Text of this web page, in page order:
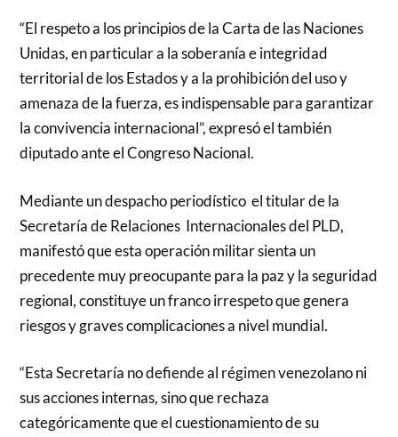
“El respeto a los principios de la Carta de las Naciones
Unidas, en particular a la soberanía e integridad
territorial de los Estados y a la prohibición del uso y
amenaza de la fuerza, es indispensable para garantizar
la convivencia internacional”, expresó el también
diputado ante el Congreso Nacional.
Mediante un despacho periodístico el titular de la
Secretaría de Relaciones Internacionales del PLD,
manifestó que esta operación militar sienta un
precedente muy preocupante para la paz y la seguridad
regional, constituye un franco irrespeto que genera
riesgos y graves complicaciones a nivel mundial.
“Esta Secretaría no defiende al régimen venezolano ni
sus acciones internas, sino que rechaza
categóricamente que el cuestionamiento de su